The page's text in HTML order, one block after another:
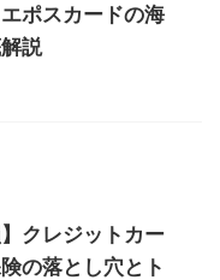
ポスカードの海
説
クレジットカー
の落とし穴とト